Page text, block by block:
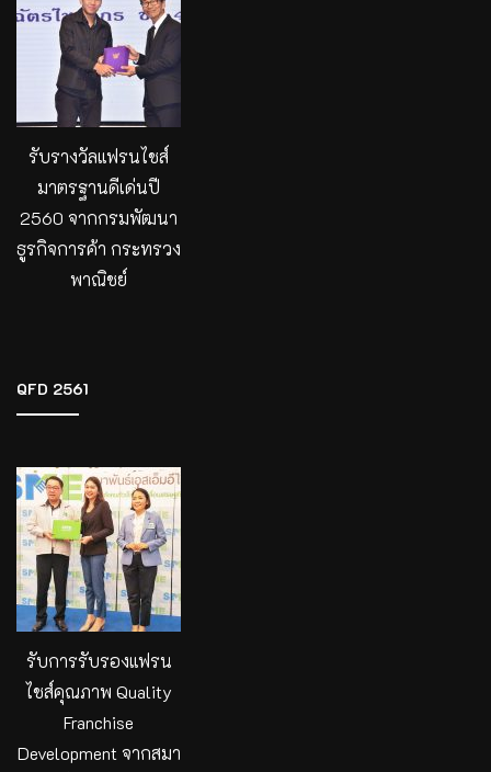
รับรางวัลแฟรนไชส์
มาตรฐานดีเด่นปี
2560 จากกรมพัฒนา
ธูรกิจการค้า กระทรวง
พาณิชย์
QFD 2561
รับการรับรองแฟรน
ไชส์คุณภาพ Quality
Franchise
Development จากสมา